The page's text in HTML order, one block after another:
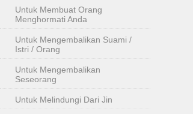
Untuk Membuat Orang
Menghormati Anda
Untuk Mengembalikan Suami /
Istri / Orang
Untuk Mengembalikan
Seseorang
Untuk Melindungi Dari Jin